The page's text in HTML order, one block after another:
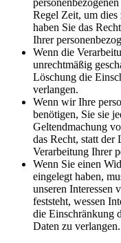
Regel Zeit, um
haben Sie das
Ihrer
Wenn die
unrechtmäßig
Löschung die
verlangen.
Wenn wir Ihre
benötigen, Sie sie
Geltendmachung
das Recht, statt der
Verarbeitung Ihrer
Wenn Sie einen
eingelegt haben,
unseren Interessen
feststeht, wessen
die Einschränkung
Daten zu verlangen.